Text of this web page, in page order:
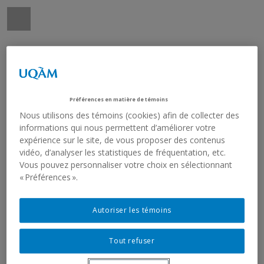
Préférences en matière de témoins
Nous utilisons des témoins (cookies) afin de collecter des
informations qui nous permettent d’améliorer votre
expérience sur le site, de vous proposer des contenus
vidéo, d’analyser les statistiques de fréquentation, etc.
Vous pouvez personnaliser votre choix en sélectionnant
« Préférences ».
Tout refuser
Autoriser les témoins